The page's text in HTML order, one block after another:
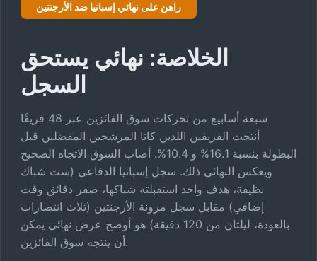
راهن على نهائي إسبانيا ضد الأرجنتين
الخلاصة: نهائي يستحق
السجل
سبعة أسابيع من تحركات سوق الفائزين عبر 48 فريقًا
أنتجت الفريقين اللذين كانا المرشحين المفضلين قبل
البطولة بنسبة 16.1% و 10.4%. أصاب السوق الاتجاه الصحيح
ويعكس النهائي ذلك. سجل إسبانيا الدفاعي (ست شباك
نظيفة، هدف واحد استقبلته شباكها، صفر دقائق وقت
إضافي) مقابل سجل مرونة الأرجنتين (ثلاث انتصارات
بالعودة، ليلتان من 120 دقيقة) هو أوضح عرض نهائي يمكن
أن ينتجه سوق الفائزين.